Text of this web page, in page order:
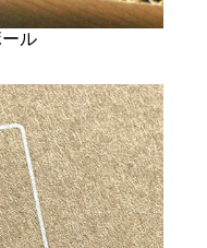
ル